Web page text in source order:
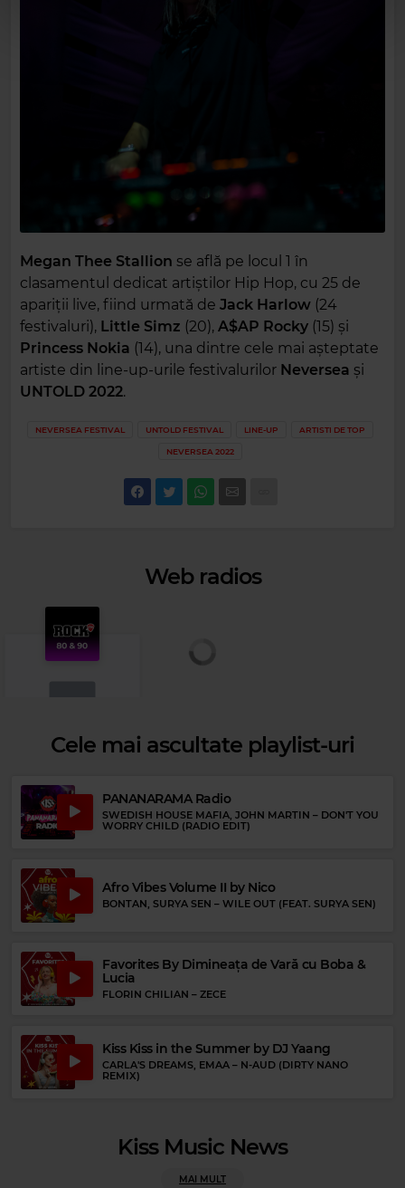
Megan Thee Stallion se află pe locul 1 în
clasamentul dedicat artiștilor Hip Hop, cu 25 de
apariții live, fiind urmată de Jack Harlow (24
festivaluri), Little Simz (20), A$AP Rocky (15) și
Princess Nokia (14), una dintre cele mai așteptate
artiste din line-up-urile festivalurilor Neversea și
UNTOLD 2022.
NEVERSEA FESTIVAL UNTOLD FESTIVAL LINE-UP ARTISTI DE TOP
NEVERSEA 2022
Web radios
Rock 80s & 90s
HEART –ALONE
Cele mai ascultate playlist-uri
PANANARAMA Radio
SWEDISH HOUSE MAFIA, JOHN MARTIN – DON'T YOU
WORRY CHILD (RADIO EDIT)
Afro Vibes Volume II by Nico
BONTAN, SURYA SEN – WILE OUT (FEAT. SURYA SEN)
Favorites By Dimineața de Vară cu Boba &
Lucia
FLORIN CHILIAN – ZECE
Kiss Kiss in the Summer by DJ Yaang
CARLA'S DREAMS, EMAA – N-AUD (DIRTY NANO
REMIX)
Kiss Music News
MAI MULT